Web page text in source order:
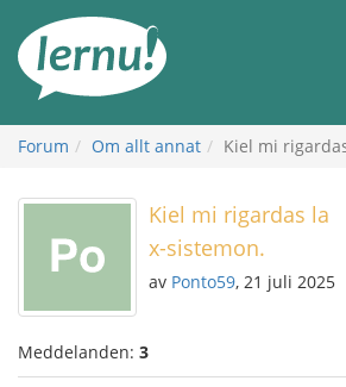
sidans
innehåll
Forum Om allt annat Kiel mi
Kiel mi rigardas la
x-sistemon.
av Ponto59, 21 juli 2025
Meddelanden: 3